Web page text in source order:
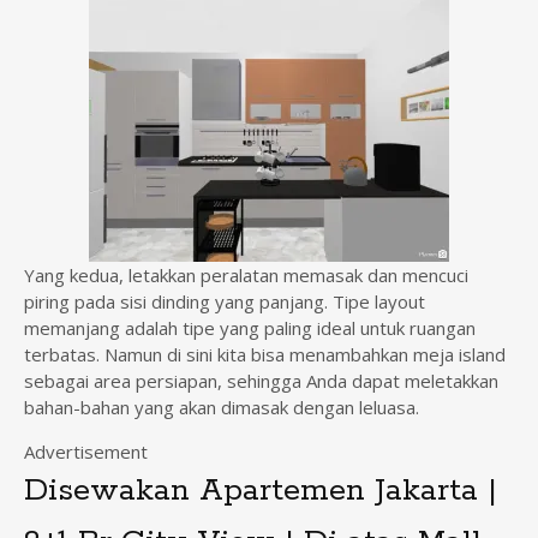
Yang kedua, letakkan peralatan memasak dan mencuci
piring pada sisi dinding yang panjang. Tipe layout
memanjang adalah tipe yang paling ideal untuk ruangan
terbatas. Namun di sini kita bisa menambahkan meja island
sebagai area persiapan, sehingga Anda dapat meletakkan
bahan-bahan yang akan dimasak dengan leluasa.
Advertisement
Disewakan Apartemen Jakarta |